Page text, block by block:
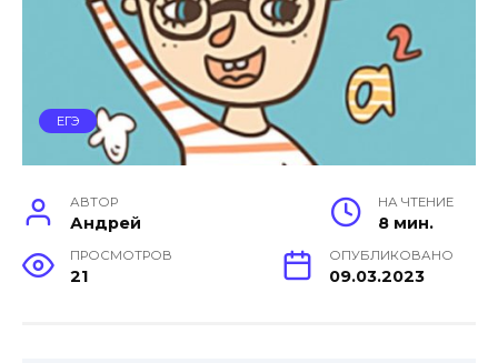
ЕГЭ
АВТОР
Андрей
НА ЧТЕНИЕ
8 мин.
ПРОСМОТРОВ
21
ОПУБЛИКОВАНО
09.03.2023